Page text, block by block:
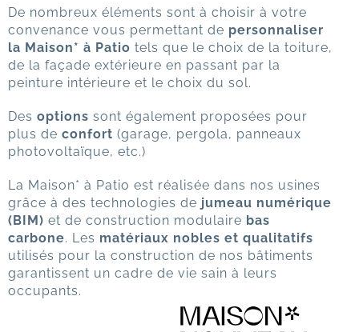
De nombreux éléments sont à choisir à votre
convenance vous permettant de personnaliser
la Maison* à Patio tels que le choix de la toiture,
de la façade extérieure en passant par la
peinture intérieure et le choix du sol.
Des options sont également proposées pour
plus de confort (garage, pergola, panneaux
photovoltaïque, etc.)
La Maison* à Patio est réalisée dans nos usines
grâce à des technologies de jumeau numérique
(BIM) et de construction modulaire bas
carbone. Les matériaux nobles et qualitatifs
utilisés pour la construction de nos bâtiments
garantissent un cadre de vie sain à leurs
occupants.